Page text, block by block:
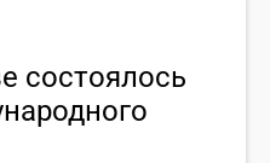
состоялось